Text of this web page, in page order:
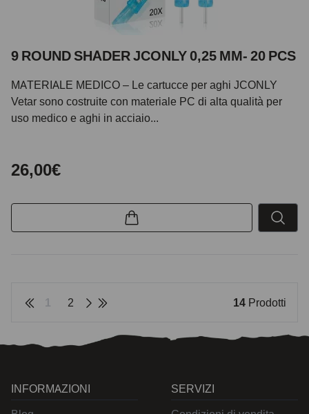
9 ROUND SHADER JCONLY 0,25 MM- 20 PCS
MATERIALE MEDICO – Le cartucce per aghi JCONLY
Vetar sono costruite con materiale PC di alta qualità per
uso medico e aghi in acciaio...
26,00€
1 2 14 Prodotti
INFORMAZIONI
SERVIZI